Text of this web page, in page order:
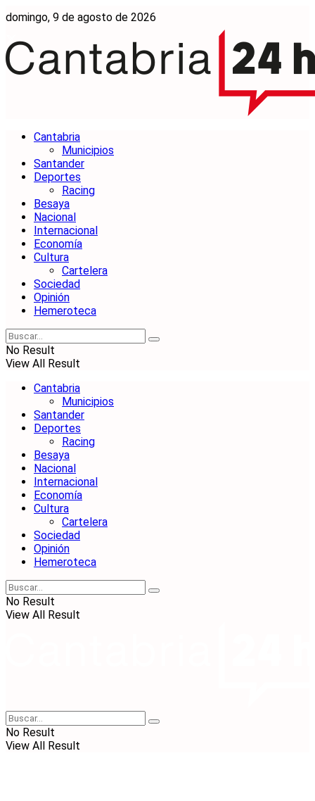
domingo, 9 de agosto de 2026
Cantabria
Municipios
Santander
Deportes
Racing
Besaya
Nacional
Internacional
Economía
Cultura
Cartelera
Sociedad
Opinión
Hemeroteca
No Result
View All Result
Cantabria
Municipios
Santander
Deportes
Racing
Besaya
Nacional
Internacional
Economía
Cultura
Cartelera
Sociedad
Opinión
Hemeroteca
No Result
View All Result
No Result
View All Result